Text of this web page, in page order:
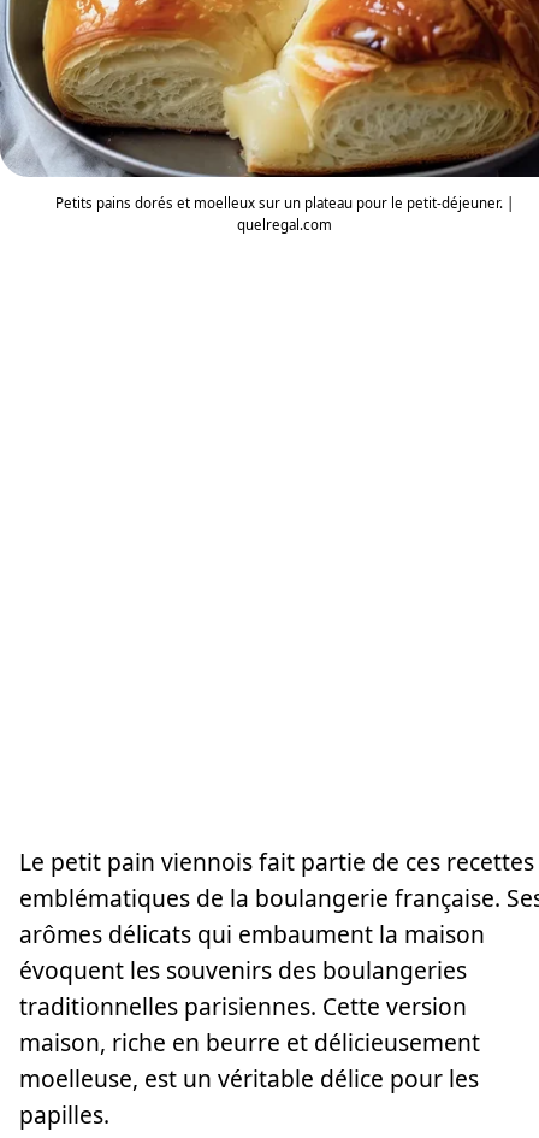
Petits pains dorés et moelleux sur un plateau pour le petit-déjeuner. |
quelregal.com
Le petit pain viennois fait partie de ces recettes
emblématiques de la boulangerie française.
arômes délicats qui embaument la maison
évoquent les souvenirs des boulangeries
traditionnelles parisiennes. Cette version
maison, riche en beurre et délicieusement
moelleuse, est un véritable délice pour les
papilles.